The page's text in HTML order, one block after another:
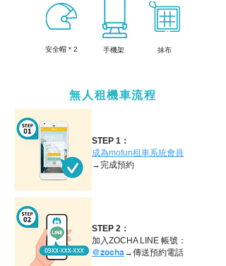
​安全帽＊2 手機架 抹布
無人租機車流程
STEP 1：
成為mofun租車系統會員
→完成預約
STEP 2：
加入ZOCHA LINE 帳號：
@zocha→傳送預約電話